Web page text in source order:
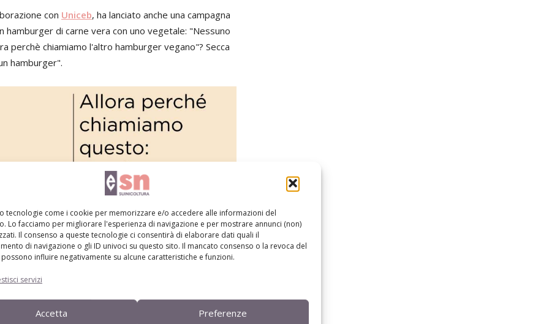
tecnologie come i cookie per memorizzare e/o accedere alle informazioni del
Lo facciamo per migliorare l'esperienza di navigazione e per mostrare annunci (non)
Il consenso a queste tecnologie ci consentirà di elaborare dati quali il
di navigazione o gli ID univoci su questo sito. Il mancato consenso o la revoca del
influire negativamente su alcune caratteristiche e funzioni.
servizi
Accetta Preferenze
con Uniceb, ha lanciato anche una campagna
di carne vera con uno vegetale: "Nessuno
perchè chiamiamo l'altro hamburger vegano"? Secca
hamburger".